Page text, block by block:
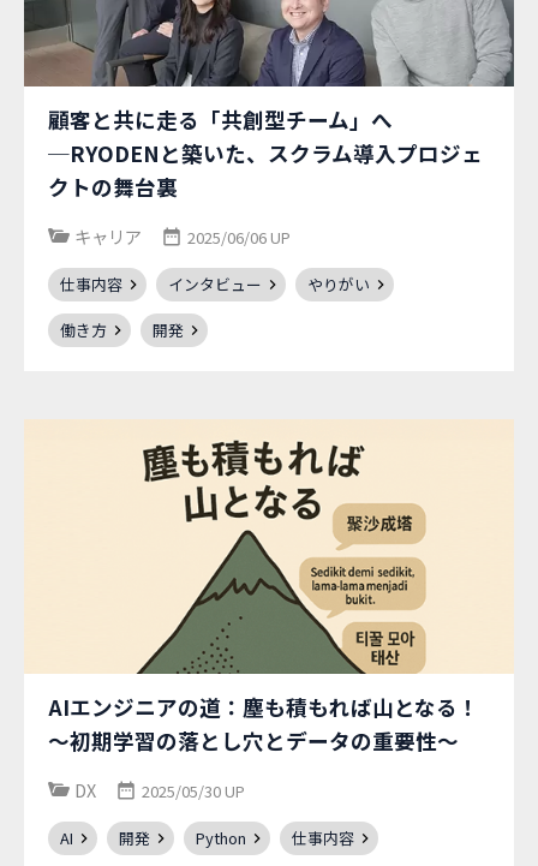
顧客と共に走る「共創型チーム」へ
─RYODENと築いた、スクラム導入プロジェ
クトの舞台裏
キャリア 2025/06/06 UP
仕事内容 インタビュー
やりがい
働き方
開発
AIエンジニアの道：塵も積もれば山となる！
～初期学習の落とし穴とデータの重要性～
DX 2025/05/30 UP
AI 開発 Python 仕事内容